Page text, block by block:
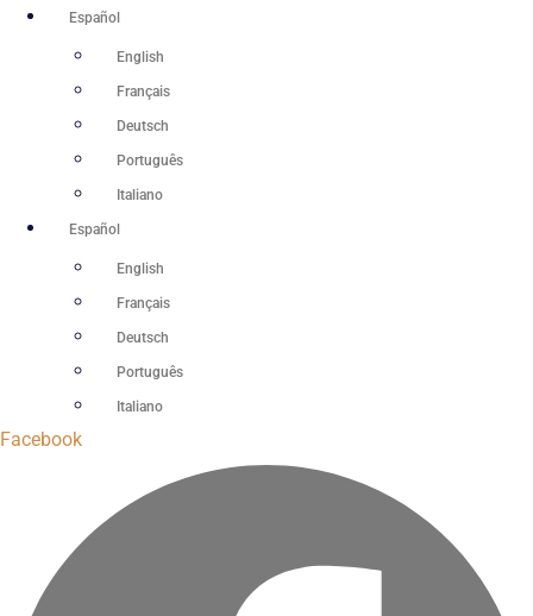
contenido
Español
English
Français
Deutsch
Português
Italiano
Español
English
Français
Deutsch
Português
Italiano
Facebook